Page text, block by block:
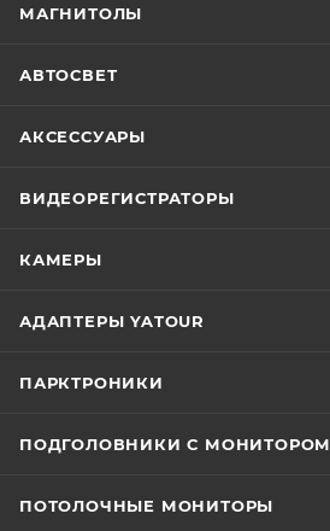
МАГНИТОЛЫ
АВТОСВЕТ
АКСЕССУАРЫ
ВИДЕОРЕГИСТРАТОРЫ
КАМЕРЫ
АДАПТЕРЫ YATOUR
ПАРКТРОНИКИ
ПОДГОЛОВНИКИ С МОНИТОРОМ
ПОТОЛОЧНЫЕ МОНИТОРЫ